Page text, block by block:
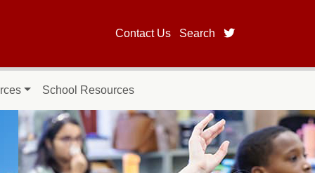
Contact Us Search twitter page for
School Resources